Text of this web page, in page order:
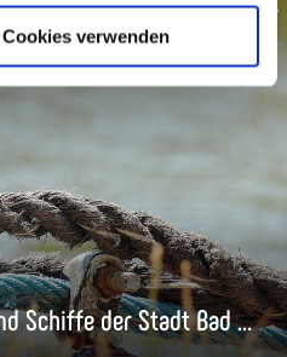
verwenden
Anlegestege für Boote und Schiffe der Stadt Bad Ems